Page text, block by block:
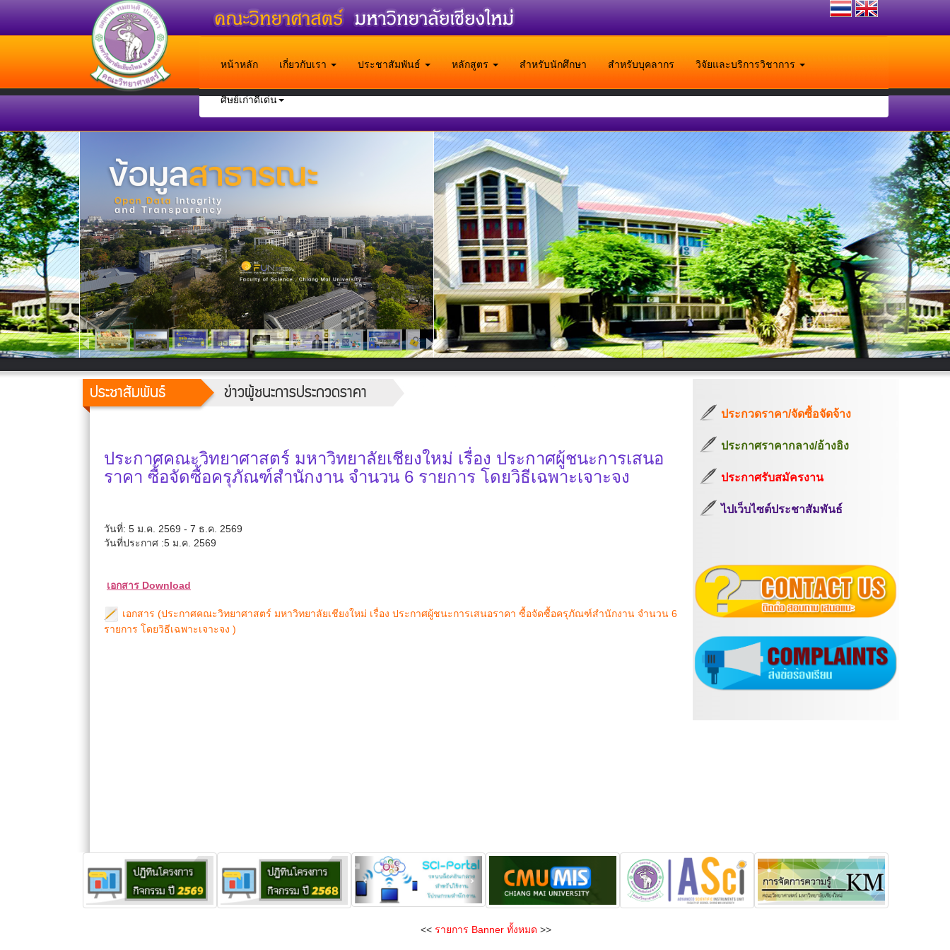
หน้าหลัก เกี่ยวกับเรา ประชาสัมพันธ์ หลักสูตร สำหรับนักศึกษา สำหรับบุคลากร วิจัยและบริการวิชาการ
ศิษย์เก่าดีเด่น
ประชาสัมพันธ์ ข่าวผู้ชนะการประกวดราคา
ประกาศคณะวิทยาศาสตร์ มหาวิทยาลัยเชียงใหม่ เรื่อง ประกาศผู้ชนะการเสนอ
ราคา ซื้อจัดซื้อครุภัณฑ์สำนักงาน จำนวน 6 รายการ โดยวิธีเฉพาะเจาะจง
วันที่: 5 ม.ค. 2569 - 7 ธ.ค. 2569
วันที่ประกาศ :5 ม.ค. 2569
เอกสาร Download
เอกสาร (ประกาศคณะวิทยาศาสตร์ มหาวิทยาลัยเชียงใหม่ เรื่อง ประกาศผู้ชนะการเสนอราคา ซื้อจัดซื้อครุภัณฑ์สำนักงาน จำนวน 6
รายการ โดยวิธีเฉพาะเจาะจง )
ประกวดราคา/จัดซื้อจัดจ้าง
ประกาศราคากลาง/อ้างอิง
ประกาศรับสมัครงาน
ไปเว็บไซต์ประชาสัมพันธ์
<< รายการ Banner ทั้งหมด >>